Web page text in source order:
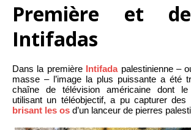
Première et
Intifadas
Dans la première Intifadapalestinienne –
masse – l’image la plus puissante a été
chaîne de télévision américaine dont
utilisant un téléobjectif, a pu capturer des
brisant les os d’un lanceur de pierres